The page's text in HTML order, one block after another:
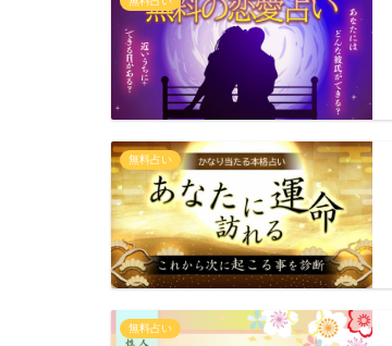
無料占い
無料占い